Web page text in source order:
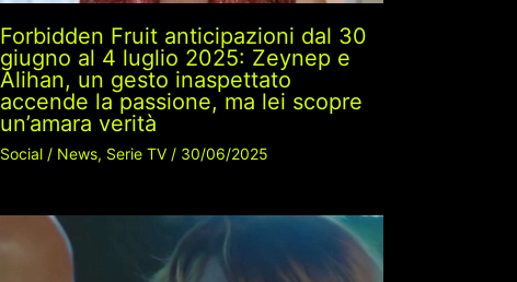
Forbidden Fruit anticipazioni dal 30
giugno al 4 luglio 2025: Zeynep e
Alihan, un gesto inaspettato
accende la passione, ma lei scopre
un’amara verità
Social / News, Serie TV / 30/06/2025